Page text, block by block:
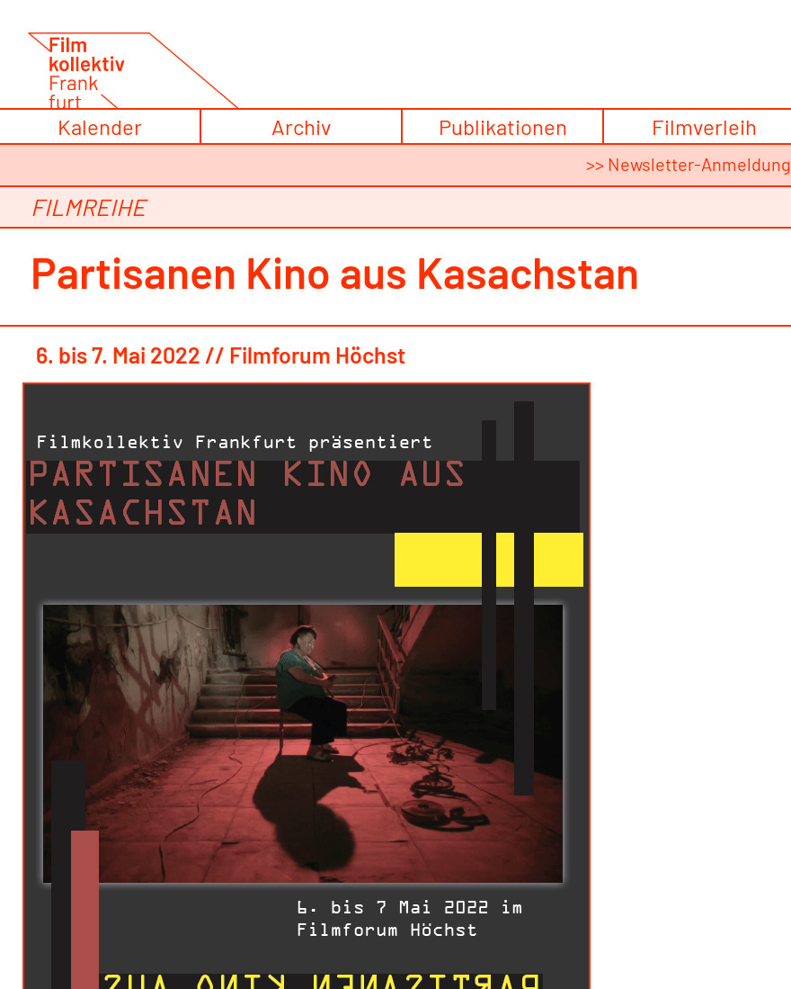
Inhalt
springen
Kalender Archiv Publikationen Filmverleih
>> Newsletter-Anmeldung
FILMREIHE
Partisanen Kino aus Kasachstan
6. bis 7. Mai 2022 // Filmforum Höchst